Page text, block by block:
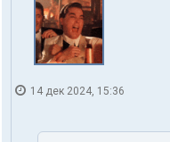
14 дек 2024, 15:36